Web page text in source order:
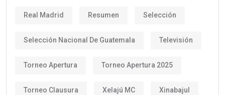
Real Madrid Resumen Selección
Selección Nacional De Guatemala Televisión
Torneo Apertura Torneo Apertura 2025
Torneo Clausura Xelajú MC Xinabajul